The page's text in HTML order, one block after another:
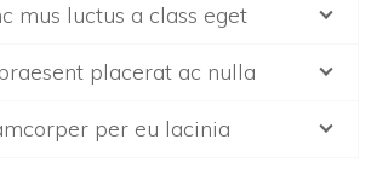
mus luctus a class eget
placerat ac nulla
per eu lacinia